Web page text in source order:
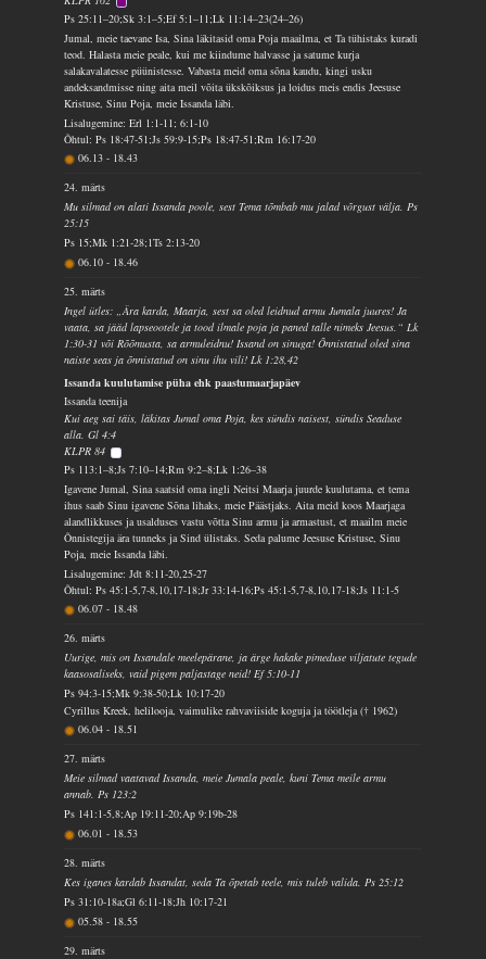
Ps 25:11–20;Sk 3:1–5;Ef 5:1–11;Lk 11:14–23(24–26)
Jumal, meie taevane Isa, Sina läkitasid oma Poja maailma, et Ta tühistaks kuradi
teod. Halasta meie peale, kui me kiindume halvasse ja satume kurja
salakavalatesse püünistesse. Vabasta meid oma sõna kaudu, kingi usku
andeksandmisse ning aita meil võita ükskõiksus ja loidus meis endis Jeesuse
Kristuse, Sinu Poja, meie Issanda läbi.
Lisalugemine: Erl 1:1-11; 6:1-10
Õhtul: Ps 18:47-51;Js 59:9-15;Ps 18:47-51;Rm 16:17-20
06.13- 18.43
24. märts
Mu silmad on alati Issanda poole, sest Tema tõmbab mu jalad võrgust välja. Ps
25:15
Ps 15;Mk 1:21-28;1Ts 2:13-20
06.10- 18.46
25. märts
Ingel ütles: „Ära karda, Maarja, sest sa oled leidnud armu Jumala juures! Ja
vaata, sa jääd lapseootele ja tood ilmale poja ja paned talle nimeks Jeesus.“ Lk
1:30-31 või Rõõmusta, sa armuleidnu! Issand on sinuga! Õnnistatud oled sina
naiste seas ja õnnistatud on sinu ihu vili! Lk 1:28,42
Issanda kuulutamise püha ehk paastumaarjapäev
Issanda teenija
Kui aeg sai täis, läkitas Jumal oma Poja, kes sündis naisest, sündis Seaduse
alla. Gl 4:4
KLPR 84
Ps 113:1–8;Js 7:10–14;Rm 9:2–8;Lk 1:26–38
Igavene Jumal, Sina saatsid oma ingli Neitsi Maarja juurde kuulutama, et tema
ihus saab Sinu igavene Sõna lihaks, meie Päästjaks. Aita meid koos Maarjaga
alandlikkuses ja usalduses vastu võtta Sinu armu ja armastust, et maailm meie
Õnnistegija ära tunneks ja Sind ülistaks. Seda palume Jeesuse Kristuse, Sinu
Poja, meie Issanda läbi.
Lisalugemine: Jdt 8:11-20,25-27
Õhtul: Ps 45:1-5,7-8,10,17-18;Jr 33:14-16;Ps 45:1-5,7-8,10,17-18;Js 11:1-5
06.07- 18.48
26. märts
Uurige, mis on Issandale meelepärane, ja ärge hakake pimeduse viljatute tegude
kaasosaliseks, vaid pigem paljastage neid! Ef 5:10-11
Ps 94:3-15;Mk 9:38-50;Lk 10:17-20
Cyrillus Kreek, helilooja, vaimulike rahvaviiside koguja ja töötleja († 1962)
06.04- 18.51
27. märts
Meie silmad vaatavad Issanda, meie Jumala peale, kuni Tema meile armu
annab. Ps 123:2
Ps 141:1-5,8;Ap 19:11-20;Ap 9:19b-28
06.01- 18.53
28. märts
Kes iganes kardab Issandat, seda Ta õpetab teele, mis tuleb valida. Ps 25:12
Ps 31:10-18a;Gl 6:11-18;Jh 10:17-21
05.58- 18.55
29. märts